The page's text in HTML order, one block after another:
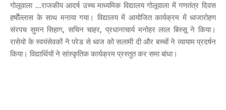
गोलूवाला ...राजकीय आदर्ष उच्च माध्यमिक विद्यालय गोलूवाला में गणतंत्र दिवस
हर्षोंल्लास के साथ मनाया गया। विद्यालय में आयोजित कार्यक्रम में ध्वजारोहण
संरपच सुमन सिहाग, सचिन चाहर, प्रधानाचार्य मनोहर लाल बिस्सू ने किया।
रासेयो के स्वयंसेवकों ने परेड से ध्वज को सलामी दी और बच्चों ने व्यायाम प्रदर्षन
किया। विद्यार्थियों ने सांस्कृतिक कार्यक्रम प्रस्तुत कर समा बांधा।